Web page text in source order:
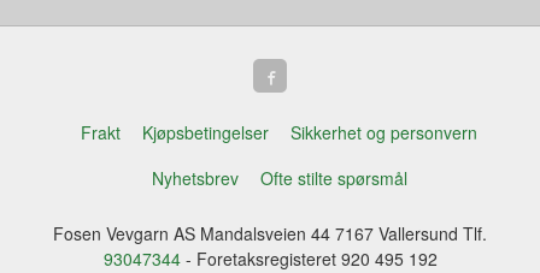
Frakt Kjøpsbetingelser
Sikkerhet og personvern
Nyhetsbrev
Ofte stilte spørsmål
Fosen Vevgarn AS Mandalsveien 44 7167 Vallersund Tlf.
93047344- Foretaksregisteret 920 495 192